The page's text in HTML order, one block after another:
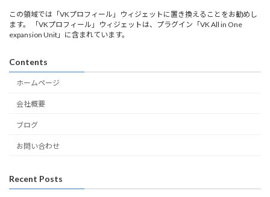
この領域では「VKプロフィール」ウィジェットに置き換えることをお勧めし
ます。 「VKプロフィール」ウィジェットは、プラグイン「VK All in One
expansion Unit」に含まれています。
Contents
ホームページ
会社概要
ブログ
お問い合わせ
Recent Posts